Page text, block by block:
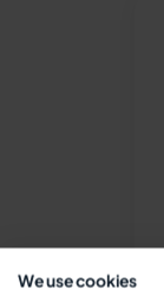
We use cookies